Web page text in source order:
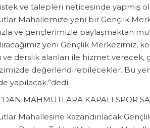
ve talepleri neticesinde yapmış
Mahallemize yeni bir Gençlik
ve gençlerimizle paylaşmaktan
yeni Gençlik Merkezimiz,
ve derslik alanları ile hizmet verecek,
değerlendirebilecekler. Bu
yapılacak.”dedi.
MAHMUTLARA KAPALI SPOR
Mahallesine kazandırılacak